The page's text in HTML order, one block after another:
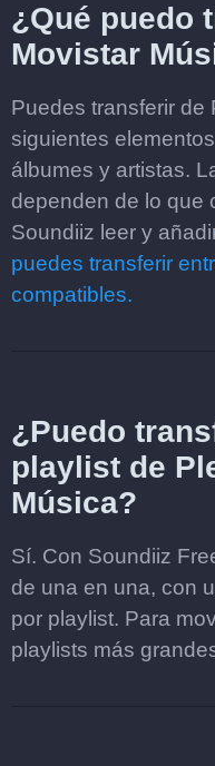
¿Qué puedo
Movistar
Puedes transferir de
siguientes
álbumes y artistas.
dependen de lo que
Soundiiz leer y
puedes transferir
compatibles.
¿Puedo
playlist de
Música?
Sí. Con Soundiiz
de una en una, con
por playlist. Para
playlists más